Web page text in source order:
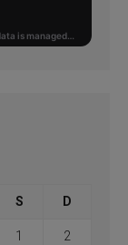
S D
1 2